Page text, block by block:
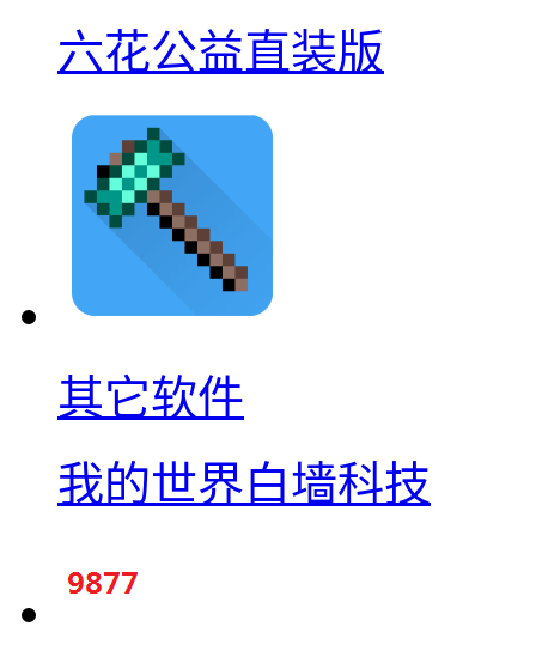
六花公益直装版
其它软件
我的世界白墙科技